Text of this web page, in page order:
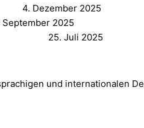
4. Dezember 2025
September 2025
25. Juli 2025
und internationalen